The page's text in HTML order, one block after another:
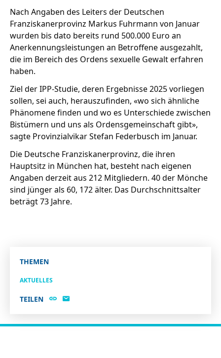
Nach Angaben des Leiters der Deutschen
Franziskanerprovinz Markus Fuhrmann von Januar
wurden bis dato bereits rund 500.000 Euro an
Anerkennungsleistungen an Betroffene ausgezahlt,
die im Bereich des Ordens sexuelle Gewalt erfahren
haben.
Ziel der IPP-Studie, deren Ergebnisse 2025 vorliegen
sollen, sei auch, herauszufinden, «wo sich ähnliche
Phänomene finden und wo es Unterschiede zwischen
Bistümern und uns als Ordensgemeinschaft gibt»,
sagte Provinzialvikar Stefan Federbusch im Januar.
Die Deutsche Franziskanerprovinz, die ihren
Hauptsitz in München hat, besteht nach eigenen
Angaben derzeit aus 212 Mitgliedern. 40 der Mönche
sind jünger als 60, 172 älter. Das Durchschnittsalter
beträgt 73 Jahre.
THEMEN
AKTUELLES
TEILEN